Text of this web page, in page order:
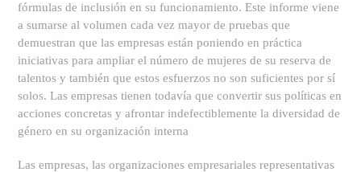
fórmulas de inclusión en su funcionamiento. Este informe viene
a sumarse al volumen cada vez mayor de pruebas que
demuestran que las empresas están poniendo en práctica
iniciativas para ampliar el número de mujeres de su reserva de
talentos y también que estos esfuerzos no son suficientes por sí
solos. Las empresas tienen todavía que convertir sus políticas en
acciones concretas y afrontar indefectiblemente la diversidad de
género en su organización interna
Las empresas, las organizaciones empresariales representativas